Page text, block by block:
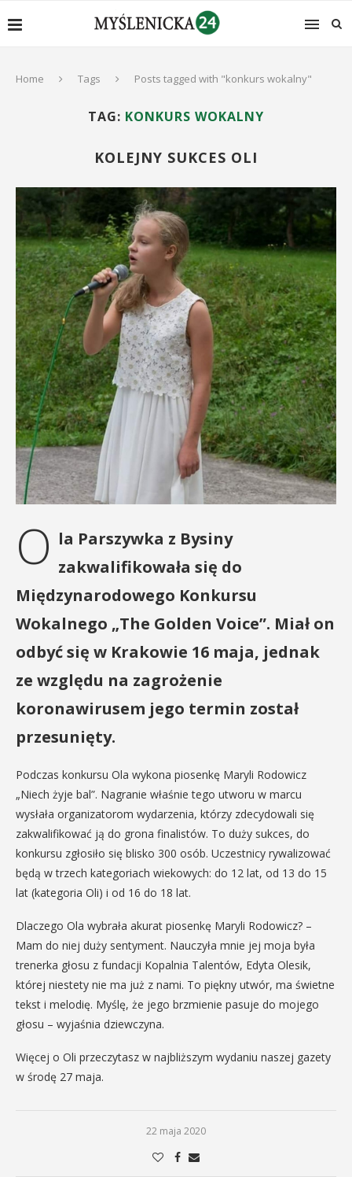
Home Tags Posts tagged with "konkurs wokalny"
TAG: KONKURS WOKALNY
KOLEJNY SUKCES OLI
O la Parszywka z Bysiny
zakwalifikowała się do
Międzynarodowego Konkursu
Wokalnego „The Golden Voice”. Miał on
odbyć się w Krakowie 16 maja, jednak
ze względu na zagrożenie
koronawirusem jego termin został
przesunięty.
Podczas konkursu Ola wykona piosenkę Maryli Rodowicz
„Niech żyje bal”. Nagranie właśnie tego utworu w marcu
wysłała organizatorom wydarzenia, którzy zdecydowali się
zakwalifikować ją do grona finalistów. To duży sukces, do
konkursu zgłosiło się blisko 300 osób. Uczestnicy rywalizować
będą w trzech kategoriach wiekowych: do 12 lat, od 13 do 15
lat (kategoria Oli) i od 16 do 18 lat.
Dlaczego Ola wybrała akurat piosenkę Maryli Rodowicz? –
Mam do niej duży sentyment. Nauczyła mnie jej moja była
trenerka głosu z fundacji Kopalnia Talentów, Edyta Olesik,
której niestety nie ma już z nami. To piękny utwór, ma świetne
tekst i melodię. Myślę, że jego brzmienie pasuje do mojego
głosu – wyjaśnia dziewczyna.
Więcej o Oli przeczytasz w najbliższym wydaniu naszej gazety
w środę 27 maja.
22 maja 2020